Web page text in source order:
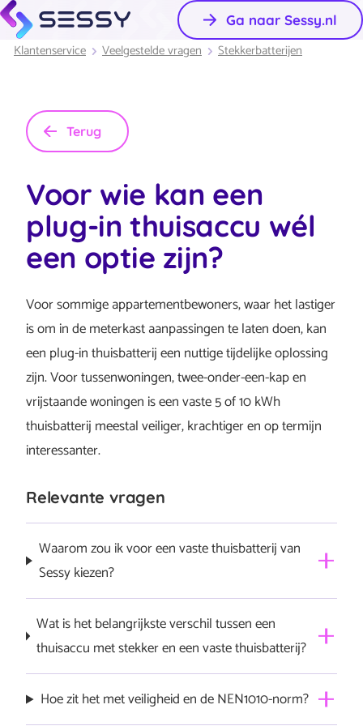
Ga naar Sessy.nl
Klantenservice Veelgestelde vragen Stekkerbatterijen
Terug
Voor wie kan een
plug-in thuisaccu wél
een optie zijn?
Voor sommige appartementbewoners, waar het lastiger
is om in de meterkast aanpassingen te laten doen, kan
een plug-in thuisbatterij een nuttige tijdelijke oplossing
zijn. Voor tussenwoningen, twee-onder-een-kap en
vrijstaande woningen is een vaste 5 of 10 kWh
thuisbatterij meestal veiliger, krachtiger en op termijn
interessanter.
Relevante vragen
Waarom zou ik voor een vaste thuisbatterij van
Sessy kiezen?
door een erkende installateur volgens NEN1010; heeft
een grotere opslagcapaciteit en hoger vermogen dan
langere garantie (tot 6.000 cycli of 10 jaar); past op
Wat is het belangrijkste verschil tussen een
thuisaccu met stekker en een vaste thuisbatterij?
Een thuisaccu met stekker (plug-in) sluit je zelf aan op
een gewoon stopcontact. Een vaste thuisbatterij wordt
Hoe zit het met veiligheid en de NEN1010-norm?